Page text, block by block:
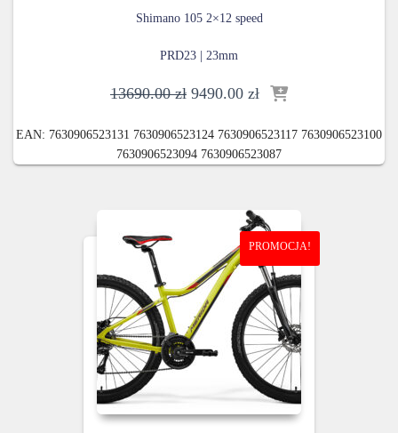
Shimano 105 2×12 speed
PRD23 | 23mm
13690.00zł Pierwotna
wynosiła:
13690.00 zł.
9490.00 złAktualna
wynosi:
9490.00 zł.
EAN: 7630906523131 7630906523124 7630906523117 7630906523100
7630906523094 7630906523087
PROMOCJA!